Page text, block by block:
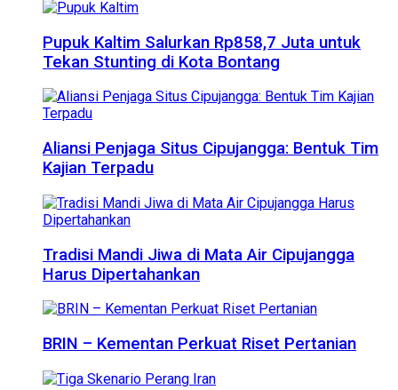
Pupuk Kaltim Salurkan Rp858,7 Juta untuk
Tekan Stunting di Kota Bontang
Aliansi Penjaga Situs Cipujangga: Bentuk Tim
Kajian Terpadu
Tradisi Mandi Jiwa di Mata Air Cipujangga
Harus Dipertahankan
BRIN – Kementan Perkuat Riset Pertanian